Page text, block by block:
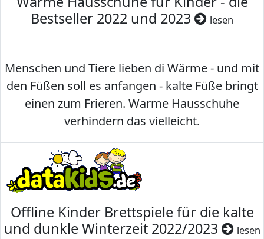
Bestseller 2022 und 2023
lesen
Menschen und Tiere lieben di Wärme - und mit
den Füßen soll es anfangen - kalte Füße bringt
einen zum Frieren. Warme Hausschuhe
verhindern das vielleicht.
Offline Kinder Brettspiele für die kalte
und dunkle Winterzeit 2022/2023
lesen